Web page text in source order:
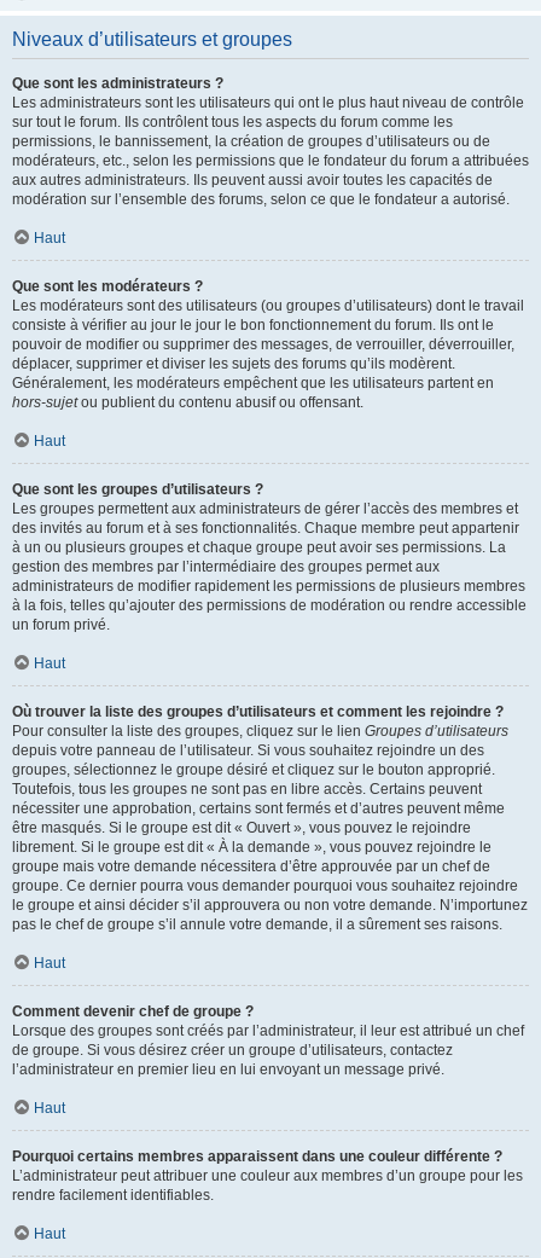
Niveaux d’utilisateurs et groupes
Que sont les administrateurs ?
Les administrateurs sont les utilisateurs qui ont le plus haut niveau de contrôle
sur tout le forum. Ils contrôlent tous les aspects du forum comme les
permissions, le bannissement, la création de groupes d’utilisateurs ou de
modérateurs, etc., selon les permissions que le fondateur du forum a attribuées
aux autres administrateurs. Ils peuvent aussi avoir toutes les capacités de
modération sur l’ensemble des forums, selon ce que le fondateur a autorisé.
Haut
Que sont les modérateurs ?
Les modérateurs sont des utilisateurs (ou groupes d’utilisateurs) dont le travail
consiste à vérifier au jour le jour le bon fonctionnement du forum. Ils ont le
pouvoir de modifier ou supprimer des messages, de verrouiller, déverrouiller,
déplacer, supprimer et diviser les sujets des forums qu’ils modèrent.
Généralement, les modérateurs empêchent que les utilisateurs partent en
hors-sujetou publient du contenu abusif ou offensant.
Haut
Que sont les groupes d’utilisateurs ?
Les groupes permettent aux administrateurs de gérer l’accès des membres et
des invités au forum et à ses fonctionnalités. Chaque membre peut appartenir
à un ou plusieurs groupes et chaque groupe peut avoir ses permissions. La
gestion des membres par l’intermédiaire des groupes permet aux
administrateurs de modifier rapidement les permissions de plusieurs membres
à la fois, telles qu’ajouter des permissions de modération ou rendre accessible
un forum privé.
Haut
Où trouver la liste des groupes d’utilisateurs et comment les rejoindre ?
Pour consulter la liste des groupes, cliquez sur le lien Groupes d’utilisateurs
depuis votre panneau de l’utilisateur. Si vous souhaitez rejoindre un des
groupes, sélectionnez le groupe désiré et cliquez sur le bouton approprié.
Toutefois, tous les groupes ne sont pas en libre accès. Certains peuvent
nécessiter une approbation, certains sont fermés et d’autres peuvent même
être masqués. Si le groupe est dit « Ouvert », vous pouvez le rejoindre
librement. Si le groupe est dit « À la demande », vous pouvez rejoindre le
groupe mais votre demande nécessitera d’être approuvée par un chef de
groupe. Ce dernier pourra vous demander pourquoi vous souhaitez rejoindre
le groupe et ainsi décider s’il approuvera ou non votre demande. N’importunez
pas le chef de groupe s’il annule votre demande, il a sûrement ses raisons.
Haut
Comment devenir chef de groupe ?
Lorsque des groupes sont créés par l’administrateur, il leur est attribué un chef
de groupe. Si vous désirez créer un groupe d’utilisateurs, contactez
l’administrateur en premier lieu en lui envoyant un message privé.
Haut
Pourquoi certains membres apparaissent dans une couleur différente ?
L’administrateur peut attribuer une couleur aux membres d’un groupe pour les
rendre facilement identifiables.
Haut